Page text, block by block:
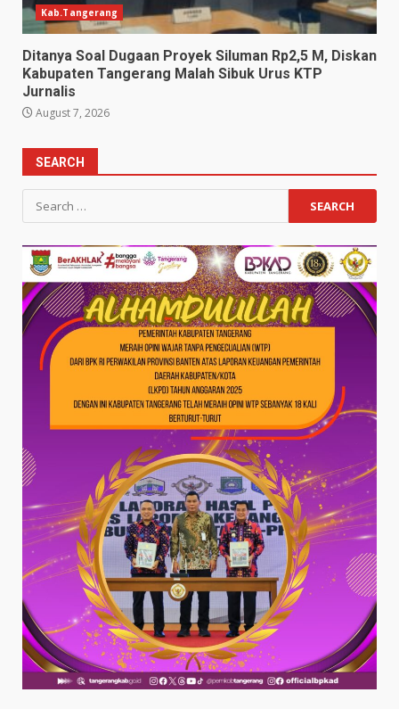
Kab.Tangerang
Ditanya Soal Dugaan Proyek Siluman Rp2,5 M, Diskan
Kabupaten Tangerang Malah Sibuk Urus KTP
Jurnalis
August 7, 2026
SEARCH
Search
for: